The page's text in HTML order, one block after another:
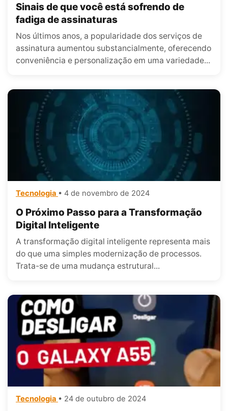
Sinais de que você está sofrendo de
fadiga de assinaturas
Nos últimos anos, a popularidade dos serviços de
assinatura aumentou substancialmente, oferecendo
conveniência e personalização em uma variedade...
Tecnologia • 4 de novembro de 2024
O Próximo Passo para a Transformação
Digital Inteligente
A transformação digital inteligente representa mais
do que uma simples modernização de processos.
Trata-se de uma mudança estrutural...
Tecnologia • 24 de outubro de 2024